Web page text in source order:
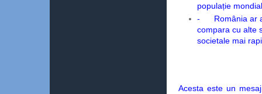
populație
-
România ar
compara cu alte
societale mai
Acesta este un